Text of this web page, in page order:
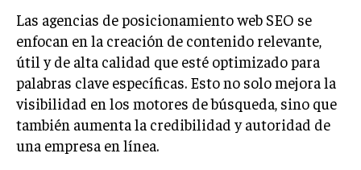
el periodismo como motor de cambio, manteniendo a la
sociedad actualizada y proactiva.
Aparece en periódicos digitales y domina los buscadores,
Infórmate aquí.
Las agencias de posicionamiento web SEO se
enfocan en la creación de contenido relevante,
útil y de alta calidad que esté optimizado para
palabras clave específicas. Esto no solo mejora la
visibilidad en los motores de búsqueda, sino que
también aumenta la credibilidad y autoridad de
una empresa en línea.